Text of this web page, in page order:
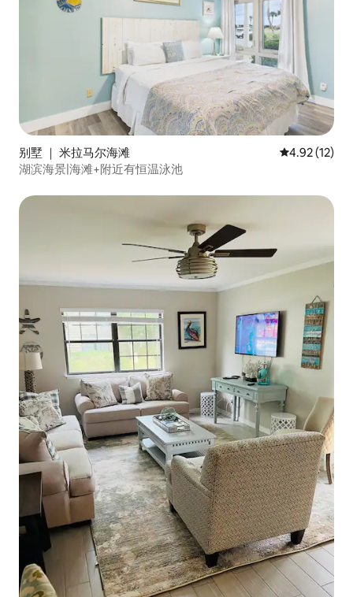
别墅 ｜ 米拉马尔海滩 平均评分
4.92 (12)
湖滨海景|海滩+附近有恒温泳池